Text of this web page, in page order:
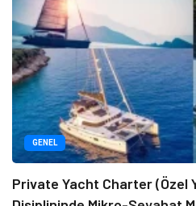
GENEL
Private Yacht Charter (Özel